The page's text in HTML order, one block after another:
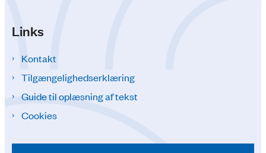
Links
Kontakt
Tilgængelighedserklæring
Guide til oplæsning af tekst
Cookies